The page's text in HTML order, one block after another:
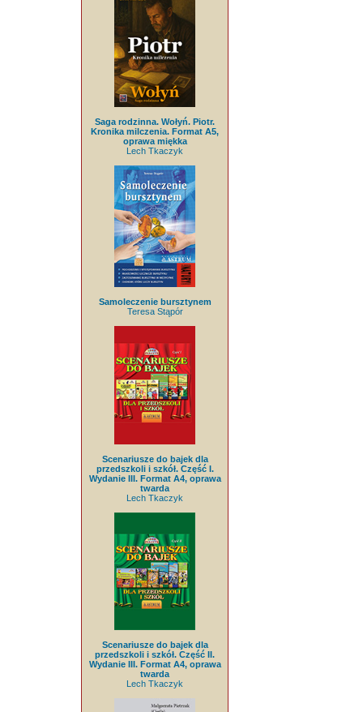
Saga rodzinna. Wołyń. Piotr.
Kronika milczenia. Format A5,
oprawa miękka
Lech Tkaczyk
Samoleczenie bursztynem
Teresa Stąpór
Scenariusze do bajek dla
przedszkoli i szkół. Część I.
Wydanie III. Format A4, oprawa
twarda
Lech Tkaczyk
Scenariusze do bajek dla
przedszkoli i szkół. Część II.
Wydanie III. Format A4, oprawa
twarda
Lech Tkaczyk